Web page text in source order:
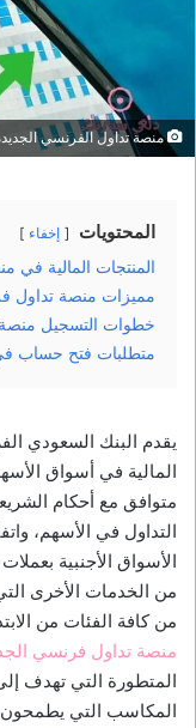
منصة تداول الفرنسي
المحتويات إخفاء
المنتجات المالية في
مميزات منصة تداول
خطوات التسجيل
متطلبات فتح حساب
يقدم البنك السعودي
المالية في أسواق
متوافق مع أحكام
التداول في الأسهم،
الأسواق الأجنبية
من الخدمات الأخرى
من كافة الفئات من
منصة تداول فرنسي
المتطورة التي تهدف
المكاسب التي يطمحون